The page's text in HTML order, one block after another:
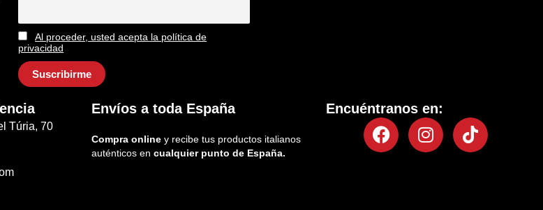
Al proceder, usted acepta la política de
privacidad
Túria, 70
Envíos a toda España
Compra online y recibe tus productos italianos
auténticos en cualquier punto de España.
Encuéntranos en:
FacebookInstagram
Tiktok